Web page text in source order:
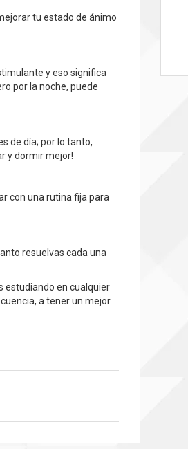
tu estado de ánimo
y eso significa
por la noche, puede
de día; por lo tanto,
y dormir mejor!
con una rutina fija para
resuelvas cada una
estudiando en cualquier
a tener un mejor